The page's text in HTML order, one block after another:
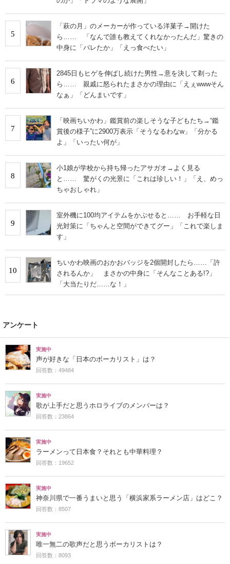
5
「萩の月」のメーカーが作っている洋菓子→開けた
ら…… 「なんで誰も教えてくれなかったんだ」驚きの
中身に「バレたか」「えっ食べたい」
6
2845日もヒゲを伸ばし続けた男性→意を決して剃った
ら…… 親戚に怒られたまさかの理由に「えぇwwwそん
なぁ」「どんまいです」
7
「映画ちいかわ」鑑賞前の楽しそうな子どもたち→“鑑
賞後の様子”に2900万表示「そうなるわなw」「分かる
よ」「いったい何が」
8
小1娘が学校から持ち帰ったアサガオ→よく見る
と…… 驚がくの光景に「これは珍しい！」「え、めっ
ちゃおしゃれ」
9
室外機に100均アイテムをかぶせると…… お手軽な日
光対策に「ちゃんと空間ができてグー」「これで楽しま
す」
10
ちいかわ映画のおかおバッジを2個開封したら……「許
されるんか」 まさかの中身に「そんなことある!?」
「大当たりだ……な！」
アンケート
実施中
声が好きな「日本のボーカリスト」は？
回答数：49484
実施中
歌が上手だと思うホロライブのメンバーは？
回答数：23864
実施中
ラーメンって日本食？それとも中華料理？
回答数：19652
実施中
神奈川県で一番うまいと思う「横浜家系ラーメン店」はどこ？
回答数：8507
実施中
唯一無二の歌声だと思うボーカリストは？
回答数：8093